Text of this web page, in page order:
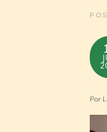
Por